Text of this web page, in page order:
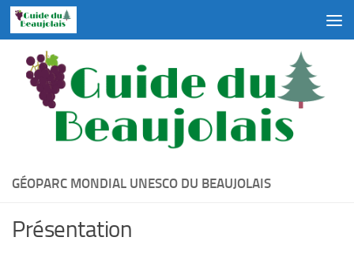
Skip to content
GÉOPARC MONDIAL UNESCO DU BEAUJOLAIS
Présentation